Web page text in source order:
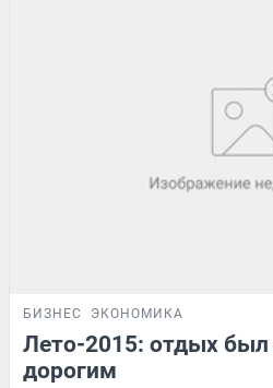
БИЗНЕС ЭКОНОМИКА
Лето-2015: отдых был
дорогим